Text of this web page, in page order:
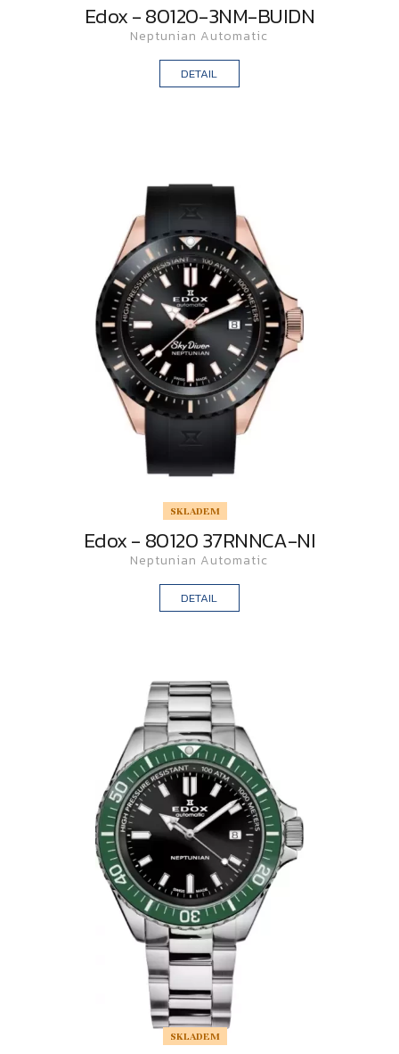
Edox - 80120-3NM-BUIDN
Neptunian Automatic
DETAIL
SKLADEM
Edox - 80120 37RNNCA-NI
Neptunian Automatic
DETAIL
SKLADEM